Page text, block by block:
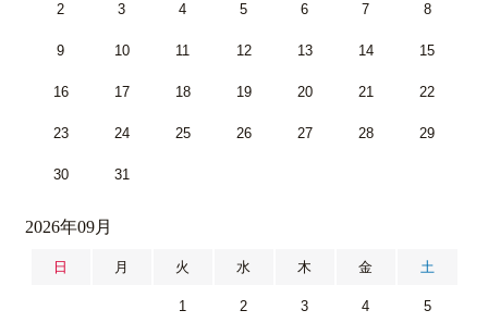
2 3 4 5 6 7 8
9 10 11 12 13 14 15
16 17 18 19 20 21 22
23 24 25 26 27 28 29
30 31
2026年09月
日 月 火 水 木 金 土
1 2 3 4 5